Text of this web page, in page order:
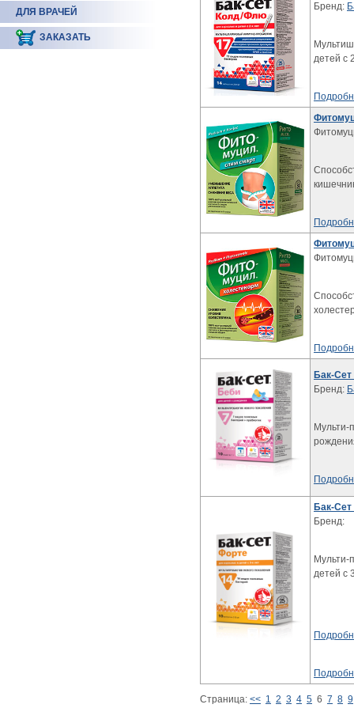
ДЛЯ ВРАЧЕЙ
ЗАКАЗАТЬ
Бренд:
детей с
Бак-
Бренд:
Мульти-
Бак-
Бренд:
Мульти-
детей с
Страница: << 1 2 3 4 5 6 7 8 9